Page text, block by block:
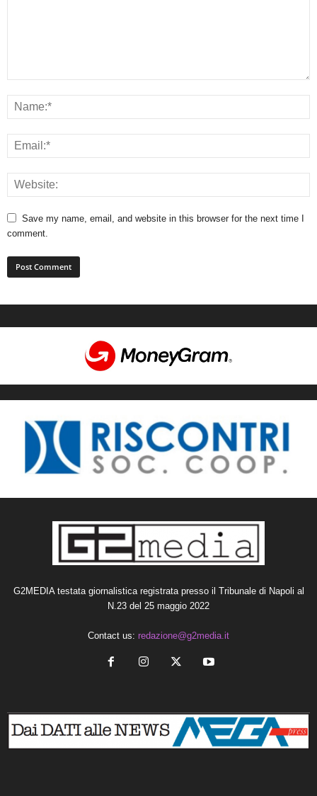
Save my name, email, and website in this browser for the next time I
comment.
G2MEDIA testata giornalistica registrata presso il Tribunale di Napoli al
N.23 del 25 maggio 2022
Contact us: redazione@g2media.it